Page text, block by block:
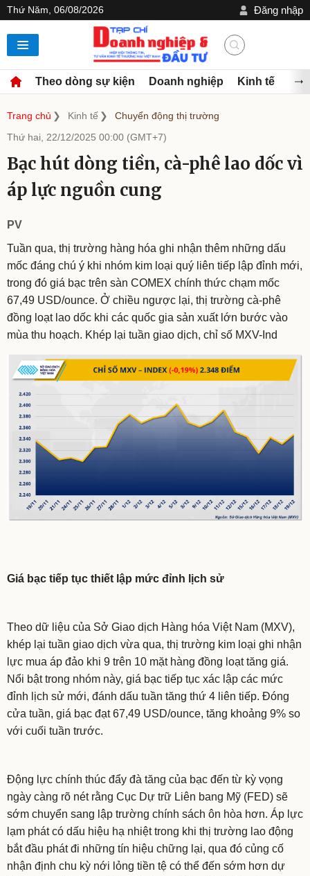
Thứ Năm, 06/08/2026 Đăng nhập
Theo dòng sự kiện Doanh nghiệp Kinh tế
Trang chủ Kinh tế
Chuyển động thị trường
Thứ hai, 22/12/2025 00:00 (GMT+7)
Bạc hút dòng tiền, cà-phê lao dốc vì
áp lực nguồn cung
PV
Tuần qua, thị trường hàng hóa ghi nhận thêm những dấu
mốc đáng chú ý khi nhóm kim loại quý liên tiếp lập đỉnh mới,
trong đó giá bạc trên sàn COMEX chính thức chạm mốc
67,49 USD/ounce. Ở chiều ngược lại, thị trường cà-phê
đồng loạt lao dốc khi các quốc gia sản xuất lớn bước vào
mùa thu hoạch. Khép lại tuần giao dịch, chỉ số MXV-Ind
Giá bạc tiếp tục thiết lập mức đỉnh lịch sử
Theo dữ liệu của Sở Giao dịch Hàng hóa Việt Nam (MXV),
khép lại tuần giao dịch vừa qua, thị trường kim loại ghi nhận
lực mua áp đảo khi 9 trên 10 mặt hàng đồng loạt tăng giá.
Nổi bật trong nhóm này, giá bạc tiếp tục xác lập các mức
đỉnh lịch sử mới, đánh dấu tuần tăng thứ 4 liên tiếp. Đóng
cửa tuần, giá bạc đạt 67,49 USD/ounce, tăng khoảng 9% so
với cuối tuần trước.
Động lực chính thúc đẩy đà tăng của bạc đến từ kỳ vọng
ngày càng rõ nét rằng Cục Dự trữ Liên bang Mỹ (FED) sẽ
sớm chuyển sang lập trường chính sách ôn hòa hơn. Áp lực
lạm phát có dấu hiệu hạ nhiệt trong khi thị trường lao động
bắt đầu phát đi những tín hiệu chững lại, qua đó củng cố
nhận định chu kỳ nới lỏng tiền tệ có thể đến sớm hơn dự